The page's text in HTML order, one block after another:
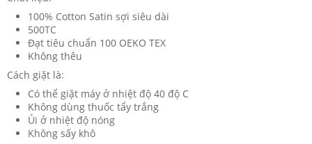
100% Cotton Satin sợi siêu dài
500TC
Đạt tiêu chuẩn 100 OEKO TEX
Không thêu
Cách giặt là:
Có thể giặt máy ở nhiệt độ 40 độ C
Không dùng thuốc tẩy trắng
Ủi ở nhiệt độ nóng
Không sấy khô